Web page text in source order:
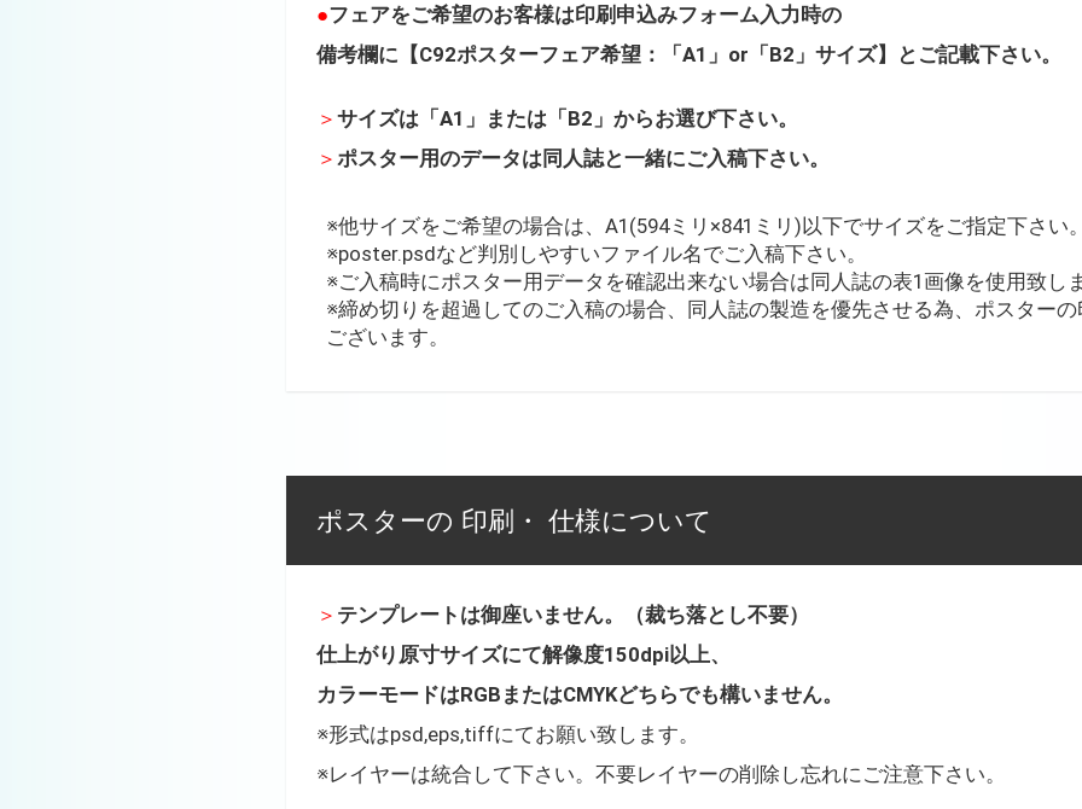
●フェアをご希望のお客様は印刷申込みフォーム入力時の
備考欄に【C92ポスターフェア希望：「A1」or「B2」サイズ】とご記載下さい。
＞ サイズは「A1」または「B2」からお選び下さい。
＞ ポスター用のデータは同人誌と一緒にご入稿下さい。
※他サイズをご希望の場合は、A1(594ミリ×841ミリ)以下でサイズをご指定下さい
※poster.psdなど判別しやすいファイル名でご入稿下さい。
※ご入稿時にポスター用データを確認出来ない場合は同人誌の表1画像を使用致し
※締め切りを超過してのご入稿の場合、同人誌の製造を優先させる為、ポスター
ございます。
ポスターの 印刷・ 仕様について
＞ テンプレートは御座いません。（裁ち落とし不要）
仕上がり原寸サイズにて解像度150dpi以上、
カラーモードはRGBまたはCMYKどちらでも構いません。
※形式はpsd,eps,tiffにてお願い致します。
※レイヤーは統合して下さい。不要レイヤーの削除し忘れにご注意下さい。